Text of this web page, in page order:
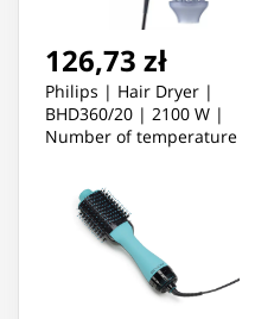
126,73 zł
Philips | Hair Dryer |
BHD360/20 | 2100 W |
Number of temperature
Black/Blue